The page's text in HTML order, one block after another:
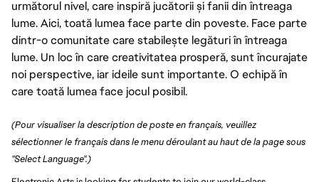
următorul nivel, care inspiră jucătorii și fanii din întreaga
lume. Aici, toată lumea face parte din poveste. Face parte
dintr-o comunitate care stabilește legături în întreaga
lume. Un loc în care creativitatea prosperă, sunt încurajate
noi perspective, iar ideile sunt importante. O echipă în
care toată lumea face jocul posibil.
(Pour visualiser la description de poste en français, veuillez
sélectionner le français dans le menu déroulant au haut de la page sous
"Select Language".)